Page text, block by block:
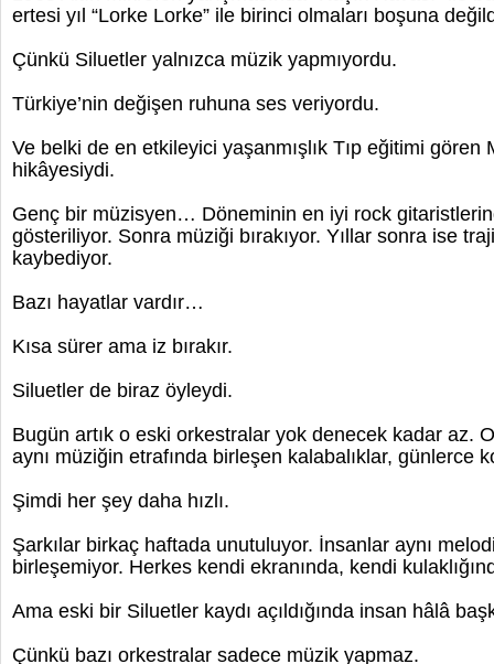
ertesi yıl “Lorke Lorke” ile birinci olmaları boşuna
Çünkü Siluetler yalnızca müzik yapmıyordu.
Türkiye’nin değişen ruhuna ses veriyordu.
Ve belki de en etkileyici yaşanmışlık Tıp eğitimi gören
hikâyesiydi.
Genç bir müzisyen… Döneminin en iyi rock
gösteriliyor. Sonra müziği bırakıyor. Yıllar sonra ise
kaybediyor.
Bazı hayatlar vardır…
Kısa sürer ama iz bırakır.
Siluetler de biraz öyleydi.
Bugün artık o eski orkestralar yok denecek kadar az.
aynı müziğin etrafında birleşen kalabalıklar, günlerce
Şimdi her şey daha hızlı.
Şarkılar birkaç haftada unutuluyor. İnsanlar aynı
birleşemiyor. Herkes kendi ekranında, kendi
Ama eski bir Siluetler kaydı açıldığında insan hâlâ
Çünkü bazı orkestralar sadece müzik yapmaz.